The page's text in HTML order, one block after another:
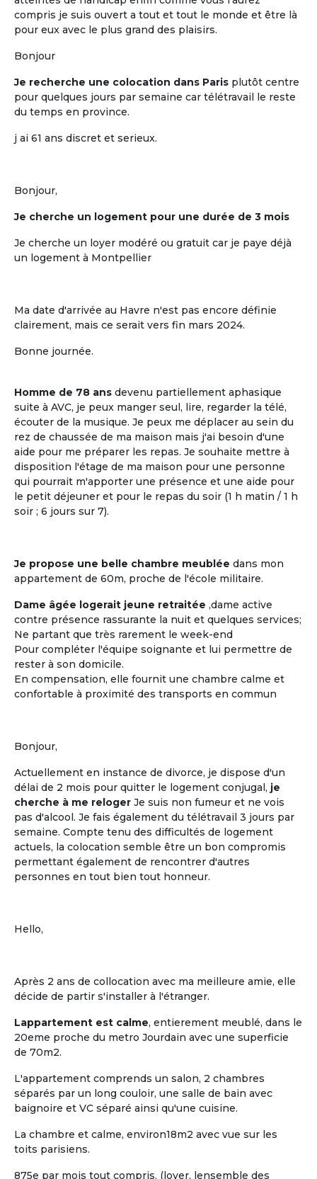
compris je suis ouvert a tout et tout le monde et être là
pour eux avec le plus grand des plaisirs.
Bonjour
Je recherche une colocation dans Paris plutôt centre
pour quelques jours par semaine car télétravail le reste
du temps en province.
j ai 61 ans discret et serieux.
Bonjour,
Je cherche un logement pour une durée de 3 mois
Je cherche un loyer modéré ou gratuit car je paye déjà
un logement à Montpellier
Ma date d'arrivée au Havre n'est pas encore définie
clairement, mais ce serait vers fin mars 2024.
Bonne journée.
Homme de 78 ans devenu partiellement aphasique
suite à AVC, je peux manger seul, lire, regarder la télé,
écouter de la musique. Je peux me déplacer au sein du
rez de chaussée de ma maison mais j'ai besoin d'une
aide pour me préparer les repas. Je souhaite mettre à
disposition l'étage de ma maison pour une personne
qui pourrait m'apporter une présence et une aide pour
le petit déjeuner et pour le repas du soir (1 h matin / 1 h
soir ; 6 jours sur 7).
Je propose une belle chambre meublée dans mon
appartement de 60m, proche de l'école militaire.
Dame âgée logerait jeune retraitée ,dame active
contre présence rassurante la nuit et quelques services;
Ne partant que très rarement le week-end
Pour compléter l'équipe soignante et lui permettre de
rester à son domicile.
En compensation, elle fournit une chambre calme et
confortable à proximité des transports en commun
Bonjour,
Actuellement en instance de divorce, je dispose d'un
délai de 2 mois pour quitter le logement conjugal, je
cherche à me reloger Je suis non fumeur et ne vois
pas d'alcool. Je fais également du télétravail 3 jours par
semaine. Compte tenu des difficultés de logement
actuels, la colocation semble être un bon compromis
permettant également de rencontrer d'autres
personnes en tout bien tout honneur.
Hello,
Après 2 ans de collocation avec ma meilleure amie, elle
décide de partir s'installer à l'étranger.
Lappartement est calme, entierement meublé, dans le
20eme proche du metro Jourdain avec une superficie
de 70m2.
L'appartement comprends un salon, 2 chambres
séparés par un long couloir, une salle de bain avec
baignoire et VC séparé ainsi qu'une cuisine.
La chambre et calme, environ18m2 avec vue sur les
toits parisiens.
875e par mois tout compris. (loyer, lensemble des
L'ouverture sur le voisinage, l'activité et
les ressources de l'environnement local
Les coûts moindres
Des coûts moins élevés que dans
d'autres structures d'accueil
traditionnelles